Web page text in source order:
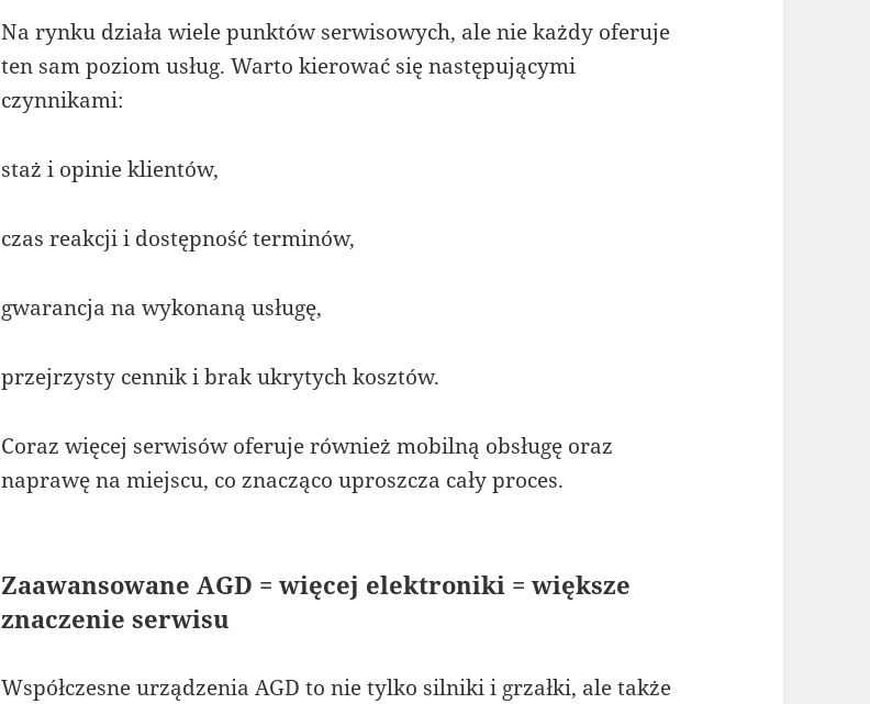
Na rynku działa wiele punktów serwisowych, ale nie każdy oferuje
ten sam poziom usług. Warto kierować się następującymi
czynnikami:
staż i opinie klientów,
czas reakcji i dostępność terminów,
gwarancja na wykonaną usługę,
przejrzysty cennik i brak ukrytych kosztów.
Coraz więcej serwisów oferuje również mobilną obsługę oraz
naprawę na miejscu, co znacząco uproszcza cały proces.
Zaawansowane AGD = więcej elektroniki = większe
znaczenie serwisu
Współczesne urządzenia AGD to nie tylko silniki i grzałki, ale także